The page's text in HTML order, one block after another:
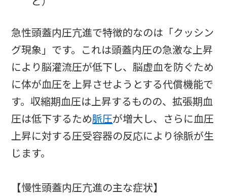
急性頭蓋内圧亢進で特徴的なのは「クッシン
グ現象」です。これは頭蓋内圧の急激な上昇
により脳灌流圧が低下し、脳虚血を防ぐため
に体が血圧を上昇させようとする代償機能で
す。収縮期血圧は上昇するものの、拡張期血
圧は低下するため脈圧が増大し、さらに血圧
上昇に対する圧受容器の反応により徐脈が生
じます。
【慢性頭蓋内圧亢進の主な症状】